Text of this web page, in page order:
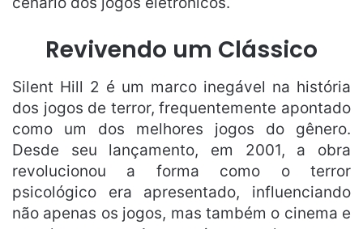
Revivendo um Clássico
Silent Hill 2 é um marco inegável na história
dos jogos de terror, frequentemente apontado
como um dos melhores jogos do gênero.
Desde seu lançamento, em 2001, a obra
revolucionou a forma como o terror
psicológico era apresentado, influenciando
não apenas os jogos, mas também o cinema e